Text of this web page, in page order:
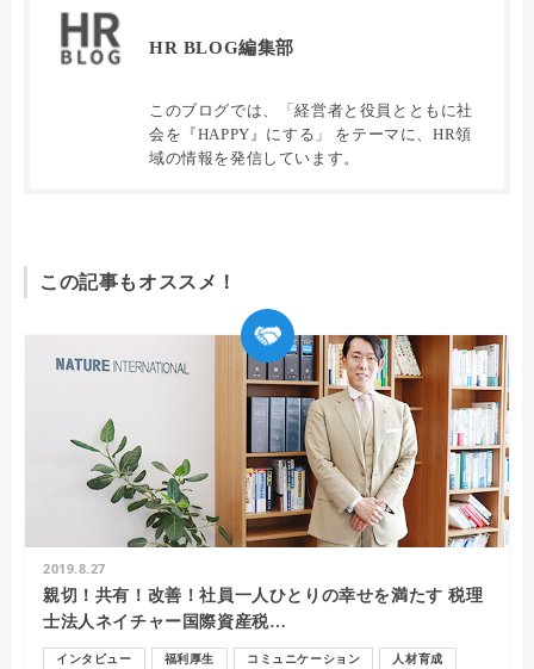
HR BLOG編集部
このブログでは、「経営者と役員とともに社
会を『HAPPY』にする」 をテーマに、HR領
域の情報を発信しています。
この記事もオススメ！
2019.8.27
親切！共有！改善！社員一人ひとりの幸せを満たす 税理
士法人ネイチャー国際資産税…
インタビュー 福利厚生 コミュニケーション 人材育成